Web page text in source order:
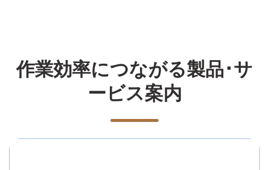
作業効率につながる製品･サ
ービス案内